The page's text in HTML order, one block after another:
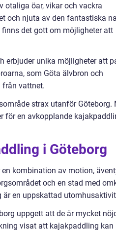
otaliga öar, vikar och vackra
och njuta av den fantastiska
det gott om möjligheter att
erbjuder unika möjligheter att
som Göta älvbron och
från vattnet.
strax utanför Göteborg.
för en avkopplande
i Göteborg
kombination av motion,
och en stad med
är en uppskattad
uppgett att de är mycket
visat att kajakpaddling kan